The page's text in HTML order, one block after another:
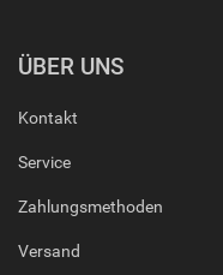
ÜBER UNS
Kontakt
Service
Zahlungsmethoden
Versand